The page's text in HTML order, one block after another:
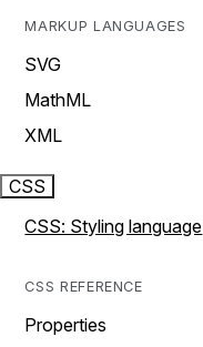
MARKUP LANGUAGES
SVG
MathML
XML
CSS
CSS: Styling language
CSS REFERENCE
Properties